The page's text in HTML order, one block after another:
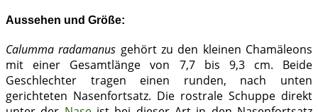
Aussehen und Größe:
Calumma radamanus gehört zu den kleinen Chamäleons
mit einer Gesamtlänge von 7,7 bis 9,3 cm. Beide
Geschlechter tragen einen runden, nach unten
gerichteten Nasenfortsatz. Die rostrale Schuppe direkt